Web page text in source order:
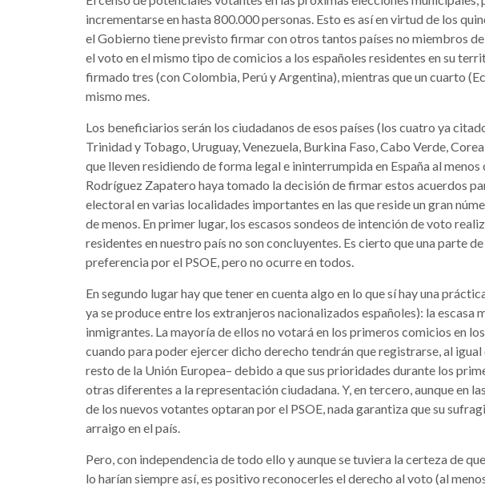
incrementarse en hasta 800.000 personas. Esto es así en virtud de los
el Gobierno tiene previsto firmar con otros tantos países no miembros
el voto en el mismo tipo de comicios a los españoles residentes en su
firmado tres (con Colombia, Perú y Argentina), mientras que un cuarto
mismo mes.
Los beneficiarios serán los ciudadanos de esos países (los cuatro ya
Trinidad y Tobago, Uruguay, Venezuela, Burkina Faso, Cabo Verde,
que lleven residiendo de forma legal e ininterrumpida en España al
Rodríguez Zapatero haya tomado la decisión de firmar estos acuerdos
electoral en varias localidades importantes en las que reside un gran
de menos. En primer lugar, los escasos sondeos de intención de voto
residentes en nuestro país no son concluyentes. Es cierto que una parte
preferencia por el PSOE, pero no ocurre en todos.
En segundo lugar hay que tener en cuenta algo en lo que sí hay una
ya se produce entre los extranjeros nacionalizados españoles): la escasa
inmigrantes. La mayoría de ellos no votará en los primeros comicios en
cuando para poder ejercer dicho derecho tendrán que registrarse, al
resto de la Unión Europea– debido a que sus prioridades durante los
otras diferentes a la representación ciudadana. Y, en tercero, aunque en
de los nuevos votantes optaran por el PSOE, nada garantiza que su
arraigo en el país.
Pero, con independencia de todo ello y aunque se tuviera la certeza de
lo harían siempre así, es positivo reconocerles el derecho al voto (al